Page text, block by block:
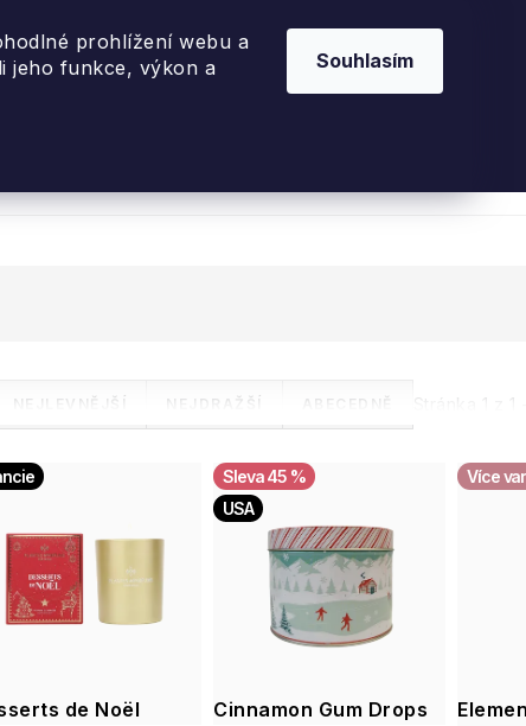
prohlížení webu a
jeho funkce, výkon a
Souhlasím
Stránka 1 1
NEJLEVNĚJŠÍ NEJDRAŽŠÍ ABECEDNĚ
de Noël Cinnamon Gum Drops
45 %
USA
Více